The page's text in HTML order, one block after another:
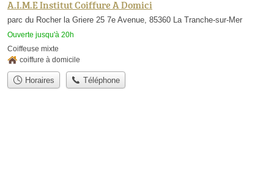
A.I.M.E Institut Coiffure A Domici
parc du Rocher la Griere 25 7e Avenue, 85360 La Tranche-sur-Mer
Ouverte jusqu'à 20h
Coiffeuse mixte
coiffure à domicile
Horaires Téléphone